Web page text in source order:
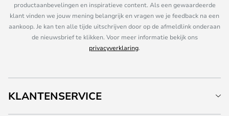
productaanbevelingen en inspiratieve content. Als een gewaardeerde
klant vinden we jouw mening belangrijk en vragen we je feedback na een
aankoop. Je kan ten alle tijde uitschrijven door op de afmeldlink onderaan
de nieuwsbrief te klikken. Voor meer informatie bekijk ons
privacyverklaring.
KLANTENSERVICE